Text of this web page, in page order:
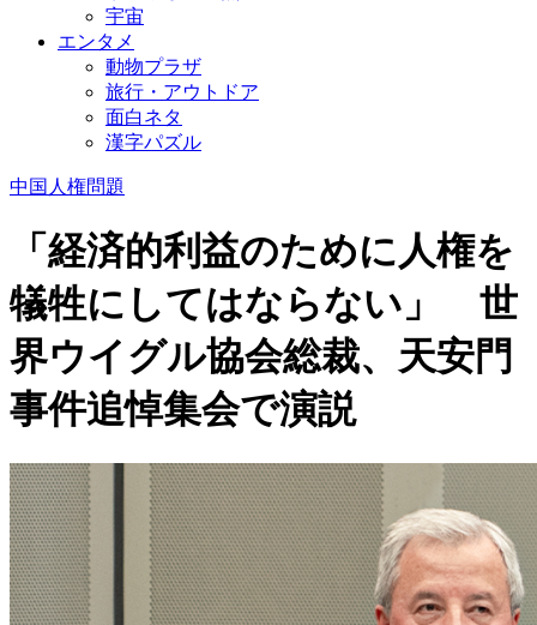
宇宙
エンタメ
動物プラザ
旅行・アウトドア
面白ネタ
漢字パズル
中国人権問題
「経済的利益のために人権を
犠牲にしてはならない」 世
界ウイグル協会総裁、天安門
事件追悼集会で演説